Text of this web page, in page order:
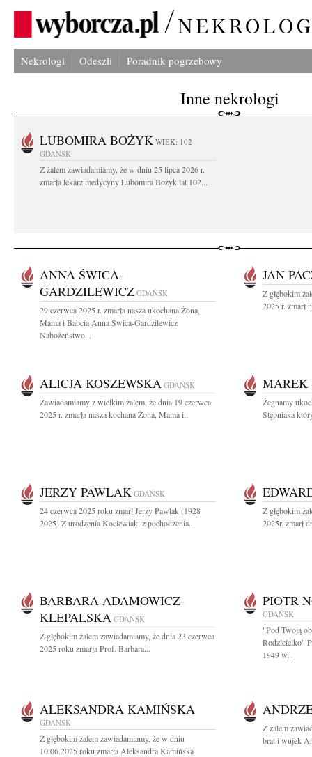
Nekrologi Odeszli Poradnik pogrzebowy
Inne nekrologi
LUBOMIRA BOŻYK WIEK: 102
GDAŃSK
Z żalem zawiadamiamy, że w dniu 25 lipca 2026 r.
zmarła lekarz medycyny Lubomira Bożyk lat 102...
ANNA ŚWICA-
GARDZILEWICZ GDAŃSK
29 czerwca 2025 r. zmarła nasza ukochana Żona,
Mama i Babcia Anna Świca-Gardzilewicz
Nabożeństwo...
JAN
Z głębokim
2025 r. zmarł
ALICJA KOSZEWSKA GDAŃSK
Zawiadamiamy z wielkim żalem, że dnia 19 czerwca
2025 r. zmarła nasza kochana Żona, Mama i...
MAREK
Żegnamy
Stępniaka
JERZY PAWLAK GDAŃSK
24 czerwca 2025 roku zmarł Jerzy Pawlak (1928
2025) Z urodzenia Kociewiak, z pochodzenia...
Z głębokim
2025r. zmarł
BARBARA ADAMOWICZ-
KLEPALSKA GDAŃSK
Z głębokim żalem zawiadamiamy, że dnia 23 czerwca
2025 roku zmarła Prof. Barbara...
PIOTR
GDAŃSK
"Pod Twoją
Rodzicielko"
1949 w...
ALEKSANDRA KAMIŃSKA
GDAŃSK
Z głębokim żalem zawiadamiamy, że w dniu
10.06.2025 roku zmarła Aleksandra Kamińska
Z żalem
brat i wujek